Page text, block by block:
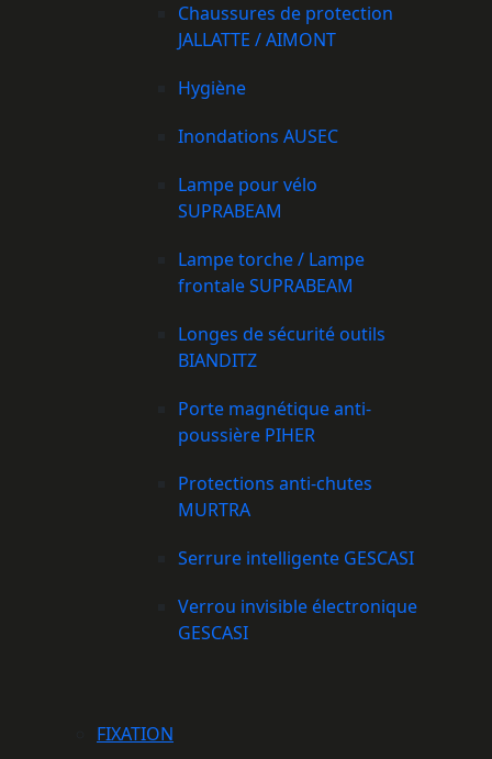
Chaussures de protection
JALLATTE / AIMONT
Hygiène
Inondations AUSEC
Lampe pour vélo
SUPRABEAM
Lampe torche / Lampe
frontale SUPRABEAM
Longes de sécurité outils
BIANDITZ
Porte magnétique anti-
poussière PIHER
Protections anti-chutes
MURTRA
Serrure intelligente GESCASI
Verrou invisible électronique
GESCASI
FIXATION